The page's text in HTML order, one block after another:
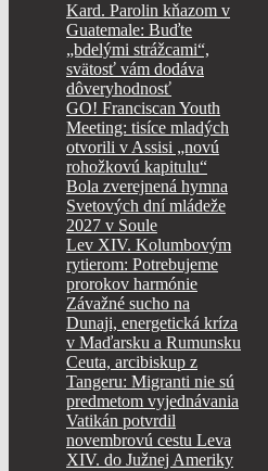
Kard. Parolin kňazom v
Guatemale: Buďte
„bdelými strážcami“,
svätosť vám dodáva
dôveryhodnosť
GO! Franciscan Youth
Meeting: tisíce mladých
otvorili v Assisi „novú
rohožkovú kapitulu“
Bola zverejnená hymna
Svetových dní mládeže
2027 v Soule
Lev XIV. Kolumbovým
rytierom: Potrebujeme
prorokov harmónie
Závažné sucho na
Dunaji, energetická kríza
v Maďarsku a Rumunsku
Ceuta, arcibiskup z
Tangeru: Migranti nie sú
predmetom vyjednávania
Vatikán potvrdil
novembrovú cestu Leva
XIV. do Južnej Ameriky